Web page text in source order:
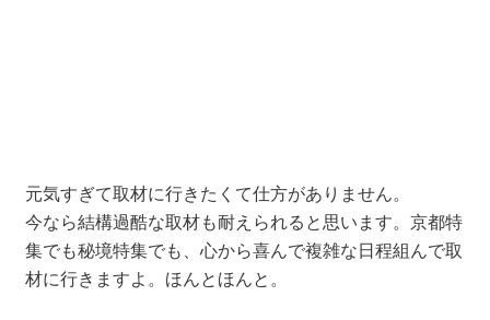
元気すぎて取材に行きたくて仕方がありません。
今なら結構過酷な取材も耐えられると思います。京都特
集でも秘境特集でも、心から喜んで複雑な日程組んで取
材に行きますよ。ほんとほんと。